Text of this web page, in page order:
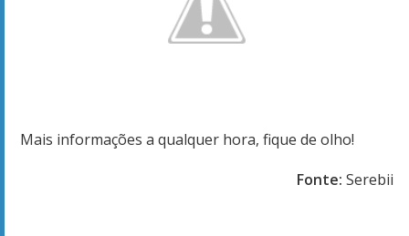
Mais informações a qualquer hora, fique de olho!
Fonte: Serebii